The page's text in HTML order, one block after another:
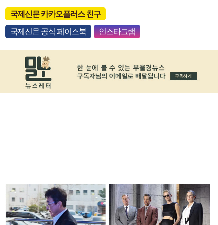
국제신문 카카오플러스 친구
국제신문 공식 페이스북 인스타그램